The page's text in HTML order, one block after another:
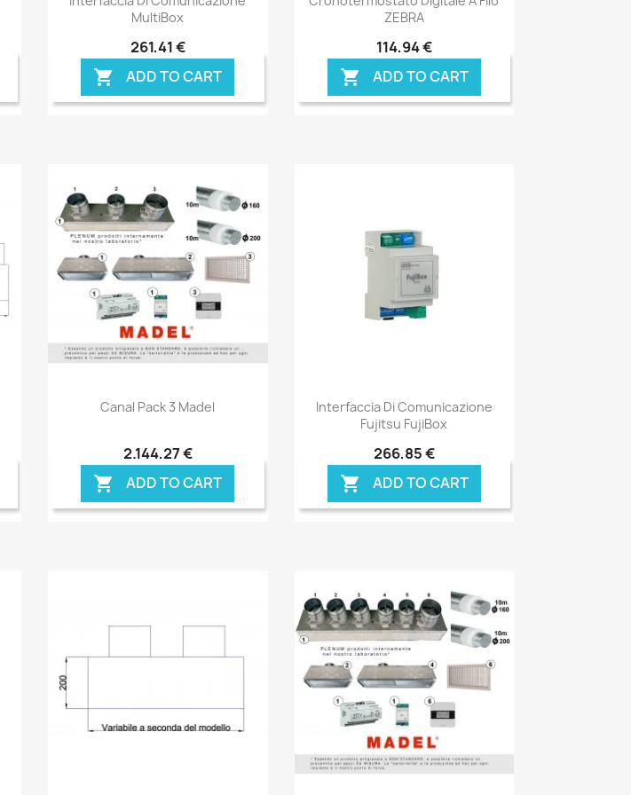
MultiBox
261,41 €
 ADD TO CART
ZEBRA
114,94 €
 ADD TO CART
Anteprima
Canal Pack 3 Madel
2.144,27 €
 ADD TO CART
Anteprima
Interfaccia Di Comunicazione
Fujitsu FujiBox
266,85 €
 ADD TO CART